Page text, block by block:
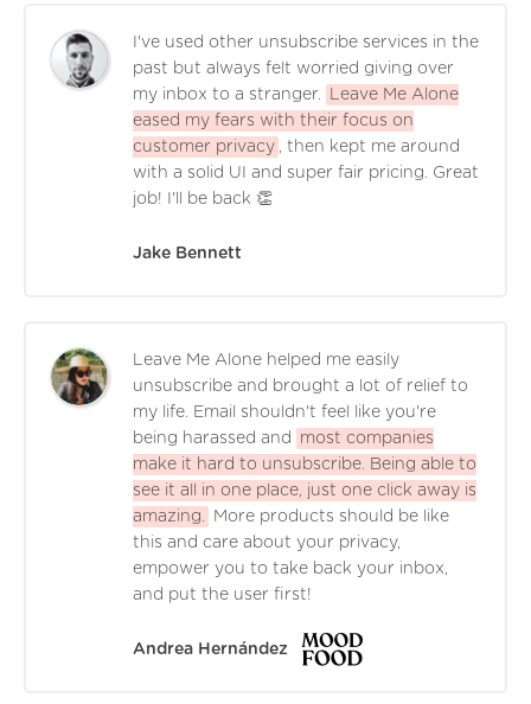
I've used other unsubscribe services in the
past but always felt worried giving over
my inbox to a stranger.
Leave Me Alone
eased my fears with their focus on
customer privacy , then kept me around
with a solid UI and super fair pricing. Great
job! I'll be back 👏
Jake Bennett
Leave Me Alone helped me easily
unsubscribe and brought a lot of relief to
my life. Email shouldn't feel like you're
being harassed and
most companies
make it hard to unsubscribe. Being able to
see it all in one place, just one click away is
amazing.
More products should be like
this and care about your privacy,
empower you to take back your inbox,
and put the user first!
Andrea Hernández